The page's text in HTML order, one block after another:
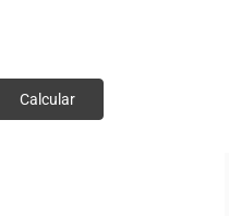
Calcular